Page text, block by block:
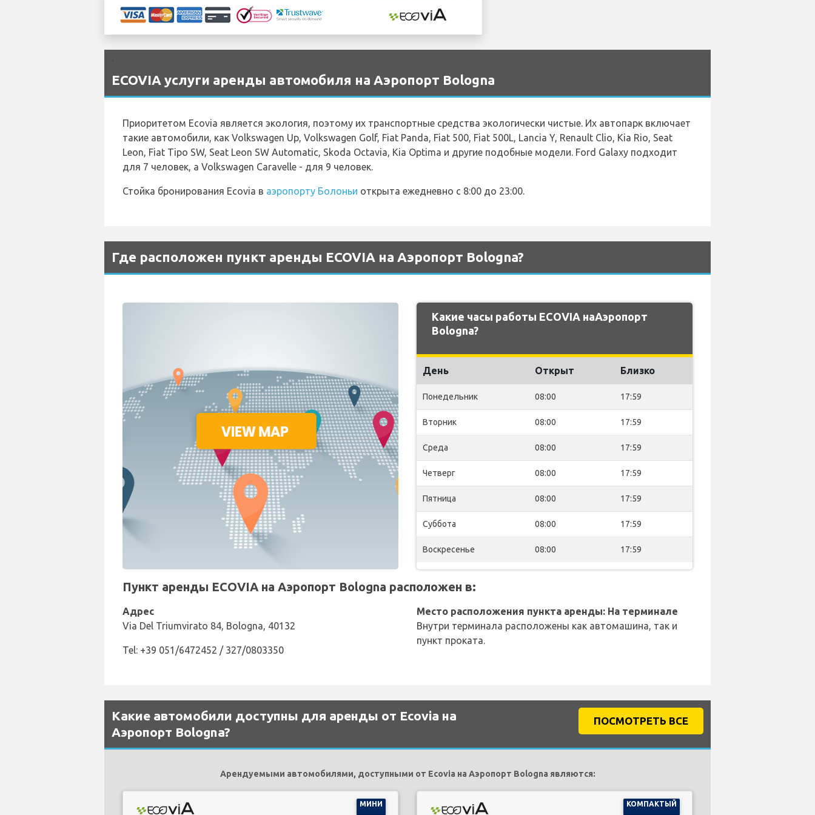
ECOVIA услуги аренды автомобиля на Аэропорт Bologna
Приоритетом Ecovia является экология, поэтому их транспортные средства экологически чистые. Их автопарк включает
такие автомобили, как Volkswagen Up, Volkswagen Golf, Fiat Panda, Fiat 500, Fiat 500L, Lancia Y, Renault Clio, Kia Rio, Seat
Leon, Fiat Tipo SW, Seat Leon SW Automatic, Skoda Octavia, Kia Optima и другие подобные модели. Ford Galaxy подходит
для 7 человек, а Volkswagen Caravelle - для 9 человек.
Стойка бронирования Ecovia в аэропорту Болоньи открыта ежедневно с 8:00 до 23:00.
Где расположен пункт аренды ECOVIA на Аэропорт Bologna?
Какие часы работы ECOVIA наАэропорт
Bologna?
День Открыт Близко
Понедельник 08:00 17:59
Вторник 08:00 17:59
Среда 08:00 17:59
Четверг 08:00 17:59
Пятница 08:00 17:59
Суббота 08:00 17:59
Воскресенье 08:00 17:59
Пункт аренды ECOVIA на Аэропорт Bologna расположен в:
Адрес
Via Del Triumvirato 84, Bologna, 40132
Tel: +39 051/6472452 / 327/0803350
Место расположения пункта аренды: На терминале
Внутри терминала расположены как автомашина, так и
пункт проката.
Какие автомобили доступны для аренды от Ecovia на
Аэропорт Bologna?
ПОСМОТРЕТЬ ВСЕ
Арендуемыми автомобилями, доступными от Ecovia на Аэропорт Bologna являются:
МИНИ КОМПАКТЫЙ